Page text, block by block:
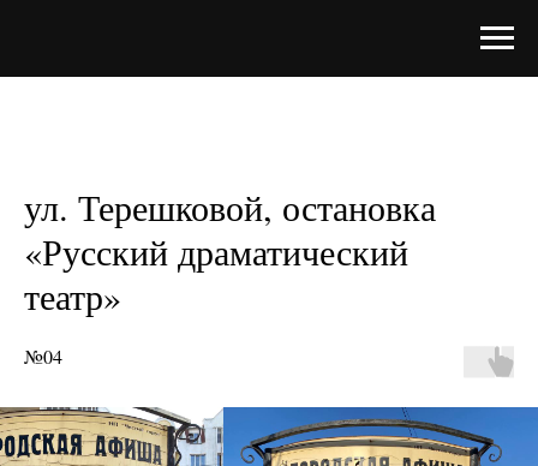
ул. Терешковой, остановка
«Русский драматический
театр»
№04